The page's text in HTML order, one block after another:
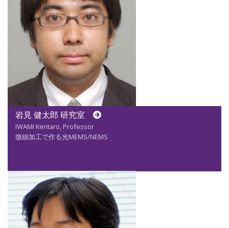
岩見 健太郎 研究室
IWAMI Kentaro, Professor
微細加工で作る光MEMS/NEMS